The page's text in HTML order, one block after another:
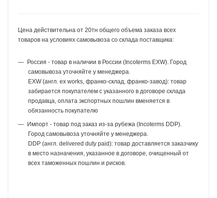
Цена действительна от 20тн общего объема заказа всех
товаров на условиях самовывоза со склада поставщика:
Россия - товар в наличии в России (Incoterms EXW). Город
самовывоза уточняйте у менеджера.
EXW (англ. ex works, франко-склад, франко-завод): товар
забирается покупателем с указанного в договоре склада
продавца, оплата экспортных пошлин вменяется в
обязанность покупателю
Импорт - товар под заказ из-за рубежа (Incoterms DDP).
Город самовывоза уточняйте у менеджера.
DDP (англ. delivered duty paid): товар доставляется заказчику
в место назначения, указанное в договоре, очищенный от
всех таможенных пошлин и рисков.